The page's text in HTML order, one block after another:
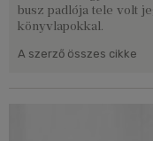
busz padlója tele volt
könyvlapokkal.
A szerző összes cikke